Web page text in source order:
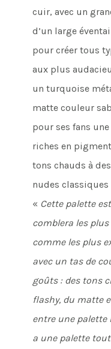
cuir, avec un
d’un large
pour créer tous
aux plus
un turquoise
matte couleur
pour ses fans
riches en
tons chauds à
nudes classiques
« Cette palette
comblera les
comme les plus
avec un tas de
goûts : des tons
flashy, du matte
entre une palette
a une palette